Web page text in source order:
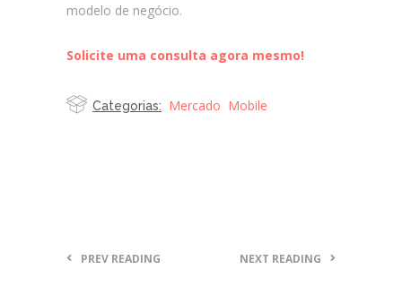
modelo de negócio.
Solicite uma consulta agora mesmo!
Categorias: Mercado Mobile
PREV READING NEXT READING